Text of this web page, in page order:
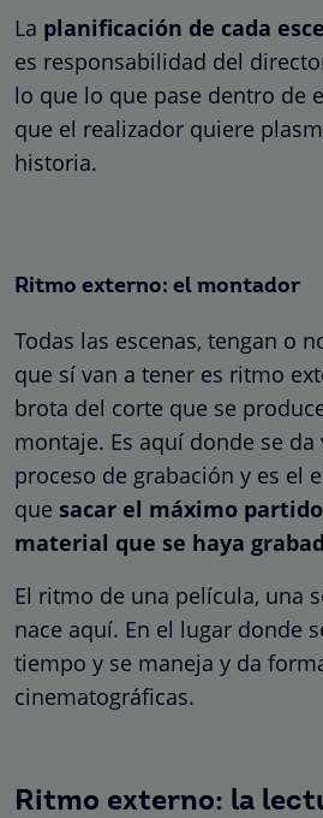
La planificación de cada
es responsabilidad del
lo que lo que pase dentro de
que el realizador quiere
historia.
Ritmo externo: el montador
Todas las escenas, tengan o
que sí van a tener es ritmo
brota del corte que se
montaje. Es aquí donde se da
proceso de grabación y es el
que sacar el máximo
material que se haya
El ritmo de una película, una
nace aquí. En el lugar donde
tiempo y se maneja y da
cinematográficas.
Ritmo externo: la